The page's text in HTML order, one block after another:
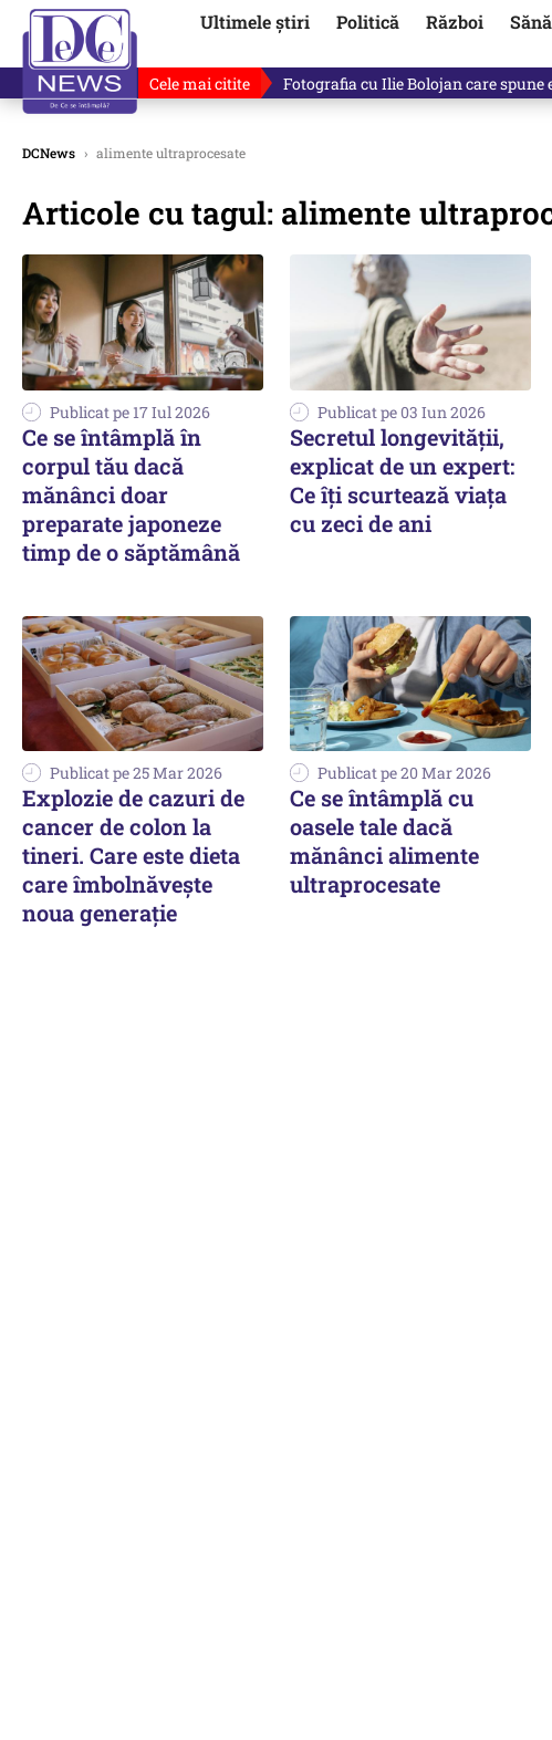
Ultimele știri Politică Război
Cele mai citite Lucruri neștiute despre Mihai
DCNews › alimente ultraprocesate
Articole cu tagul: alimente
Publicat pe 17 Iul 2026
Ce se întâmplă în
corpul tău dacă
mănânci doar
preparate japoneze
timp de o săptămână
Publicat pe 03 Iun 2026
Secretul longevității,
explicat de un expert:
Ce îți scurtează viața
cu zeci de ani
Publicat pe 25 Mar 2026
Explozie de cazuri de
cancer de colon la
tineri. Care este dieta
care îmbolnăvește
noua generație
Publicat pe 20 Mar 2026
Ce se întâmplă cu
oasele tale dacă
mănânci alimente
ultraprocesate